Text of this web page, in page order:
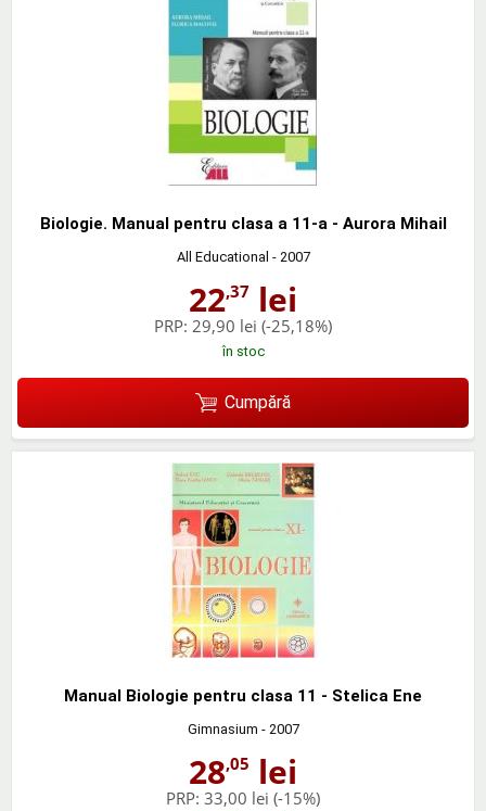
Biologie. Manual pentru clasa a 11-a - Aurora Mihail
All Educational - 2007
22,37 lei
PRP: 29,90 lei (-25,18%)
în stoc
Cumpără
Manual Biologie pentru clasa 11 - Stelica Ene
Gimnasium - 2007
28,05 lei
PRP: 33,00 lei (-15%)